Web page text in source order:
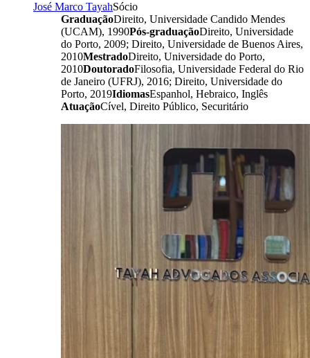
José Marco TayahSócio
GraduaçãoDireito, Universidade Candido Mendes
(UCAM), 1990Pós-graduaçãoDireito, Universidade
do Porto, 2009; Direito, Universidade de Buenos Aires,
2010MestradoDireito, Universidade do Porto,
2010DoutoradoFilosofia, Universidade Federal do Rio
de Janeiro (UFRJ), 2016; Direito, Universidade do
Porto, 2019IdiomasEspanhol, Hebraico, Inglês
AtuaçãoCível, Direito Público, Securitário